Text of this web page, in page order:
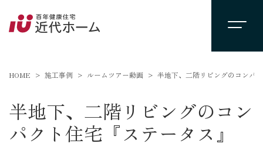
HOME 施工事例 ルームツアー動画 半地下、二階リビングのコンパ
半地下、二階リビングのコン
パクト住宅『ステータス』